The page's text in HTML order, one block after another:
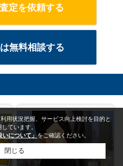
定を依頼する
無料相談する
用状況把握、サービス向上検討を目的と
ています。
いについて」をご確認ください。
閉じる